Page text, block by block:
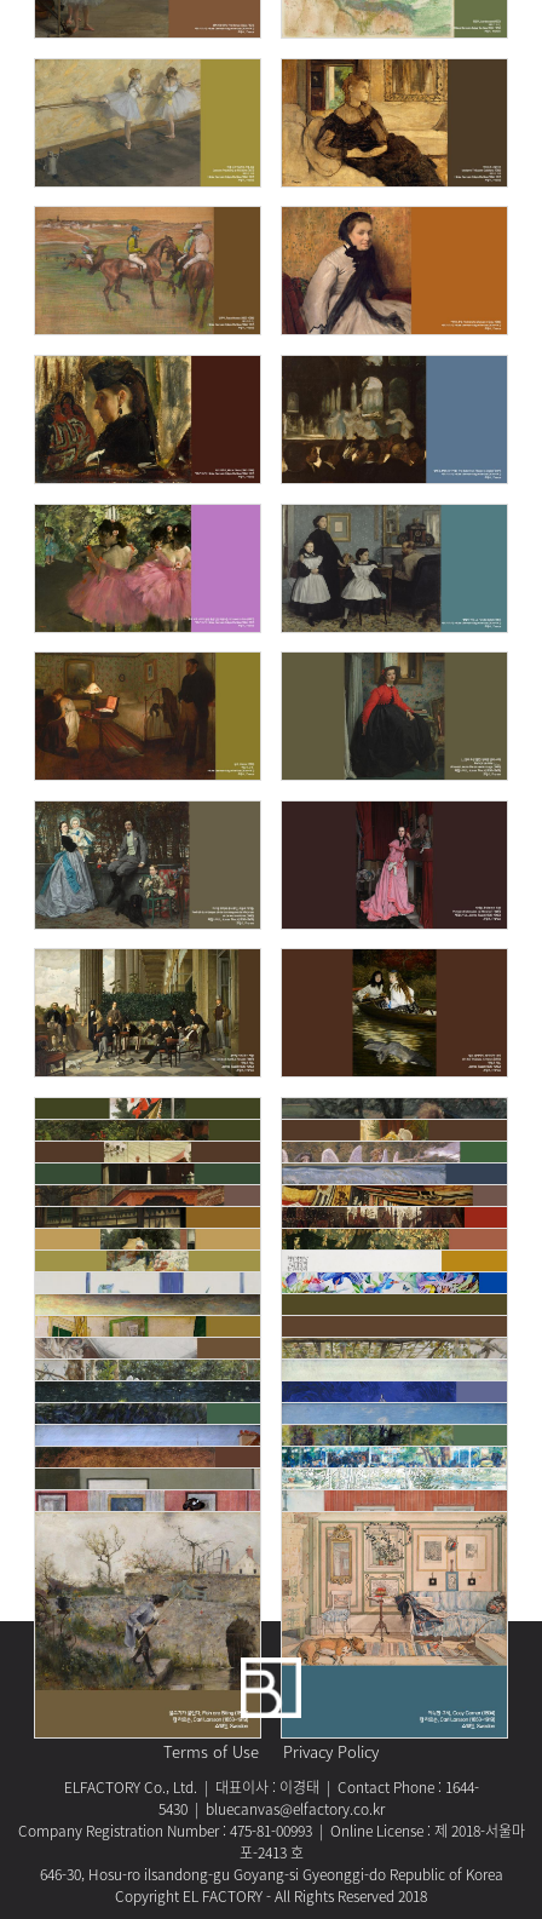
Terms of Use Privacy Policy
ELFACTORY Co., Ltd. | 대표이사 : 이경태 | Contact Phone : 1644-
5430 | bluecanvas@elfactory.co.kr
Company Registration Number : 475-81-00993 | Online License : 제 2018-서울마
포-2413 호
646-30, Hosu-ro ilsandong-gu Goyang-si Gyeonggi-do Republic of Korea
Copyright EL FACTORY - All Rights Reserved 2018